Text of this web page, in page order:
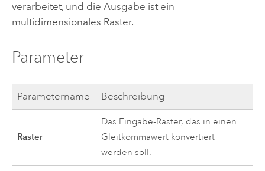
verarbeitet, und die Ausgabe ist ein
multidimensionales Raster.
Parameter
Parametername Beschreibung
Raster
Das Eingabe-Raster, das in einen
Gleitkommawert konvertiert
werden soll.